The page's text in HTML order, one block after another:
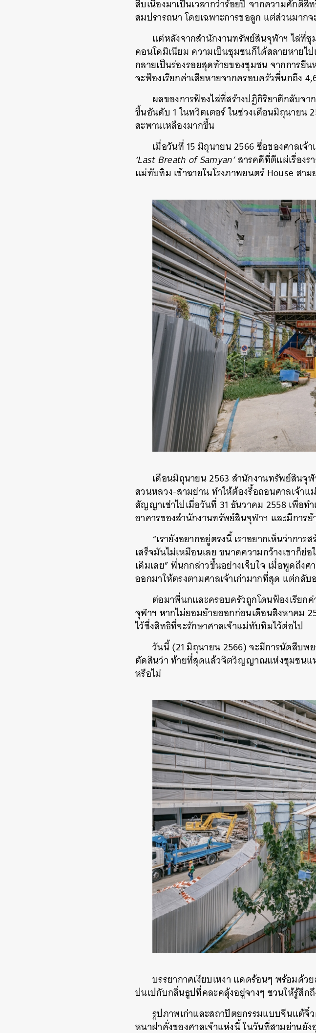
สืบเนื่องมาเป็นเวลากว่าร้อยปี จากความศักดิ์
สมปรารถนา โดยเฉพาะการขอลูก แต่ส่วนมาก
แต่หลังจากสำนักงานทรัพย์สินจุฬาฯ ไล่ที่
คอนโดมิเนียม ความเป็นชุมชนก็ได้สลายหายไ
กลายเป็นร่องรอยสุดท้ายของชุมชน จากการยื
จะฟ้องเรียกค่าเสียหายจากครอบครัวพี่นกถึง
ผลของการฟ้องไล่ที่สร้างปฏิกิริยาตีกลับจ
ขึ้นอันดับ 1 ในทวิตเตอร์ ในช่วงเดือนมิถุนายน
สะพานเหลืองมากขึ้น
เมื่อวันที่ 15 มิถุนายน 2566 ชื่อของศาลเ
‘Last Breath of Samyan’สารคดีที่ตีแผ่เรื่อง
แม่ทับทิม เข้าฉายในโรงภาพยนตร์ House สา
เดือนมิถุนายน 2563 สำนักงานทรัพย์สิน
สวนหลวง-สามย่าน ทำให้ต้องรื้อถอนศาลเจ้า
สัญญาเช่าไปเมื่อวันที่ 31 ธันวาคม 2558 เพื่อ
อาคารของสำนักงานทรัพย์สินจุฬาฯ และมีการ
“เรายังอยากอยู่ตรงนี้ เราอยากเห็นว่ากา
เสร็จมันไม่เหมือนเลย ขนาดความกว้างเขาก็ย่
เดิมเลย” พี่นกกล่าวขึ้นอย่างเจ็บใจ เมื่อพูดถึง
ออกมาให้ตรงตามศาลเจ้าเก่ามากที่สุด แต่กลั
ต่อมาพี่นกและครอบครัวถูกโดนฟ้องเรียก
จุฬาฯ หากไม่ยอมย้ายออกก่อนเดือนสิงหาคม
ไว้ซึ่งสิทธิที่จะรักษาศาลเจ้าแม่ทับทิมไว้ต่อไป
วันนี้ (21 มิถุนายน 2566) จะมีการนัดสืบพ
ตัดสินว่า ท้ายที่สุดแล้วจิตวิญญาณแห่งชุมชนแ
หรือไม่
บรรยากาศเงียบเหงา แดดร้อนๆ พร้อมด้ว
ปนเปกับกลิ่นธูปที่คละคลุ้งอยู่จางๆ ชวนให้รู้สึก
รูปภาพเก่าและสถาปัตยกรรมแบบจีนแต้จิ๋
หนาฝาคั่งของศาลเจ้าแห่งนี้ ในวันที่สามย่าน
ค้นหา
SHARE